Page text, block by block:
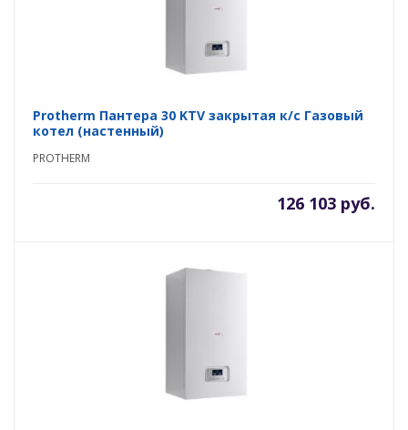
Protherm Пантера 30 KTV закрытая к/с Газовый
котел (настенный)
PROTHERM
126 103 руб.